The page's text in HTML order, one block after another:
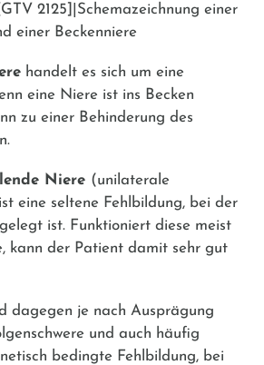
2125]|Schemazeichnung einer
einer Beckenniere
handelt es sich um eine
eine Niere ist ins Becken
zu einer Behinderung des
Niere (unilaterale
eine seltene Fehlbildung, bei der
ist. Funktioniert diese meist
kann der Patient damit sehr gut
dagegen je nach Ausprägung
und auch häufig
bedingte Fehlbildung, bei